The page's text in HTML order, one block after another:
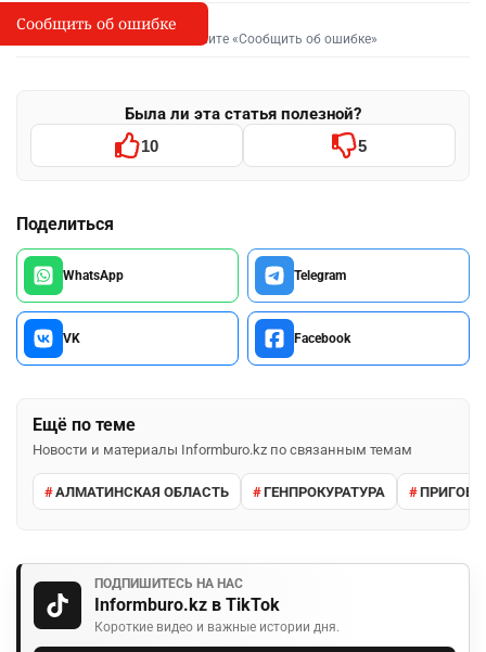
I
Сообщить об опечатке
Выделите фрагмент и нажмите «Сообщить об ошибке»
Была ли эта статья полезной?
10 5
Поделиться
WhatsApp Telegram
VK Facebook
Ещё по теме
Новости и материалы Informburo.kz по связанным темам
АЛМАТИНСКАЯ ОБЛАСТЬ ГЕНПРОКУРАТУРА
ПОДПИШИТЕСЬ НА НАС
Informburo.kz в TikTok
Короткие видео и важные истории дня.
Сообщить об ошибке